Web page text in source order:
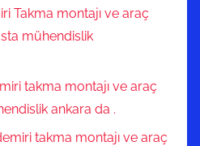
Takma montajı ve araç
mühendislik
takma montajı ve araç
ankara da .
takma montajı ve araç